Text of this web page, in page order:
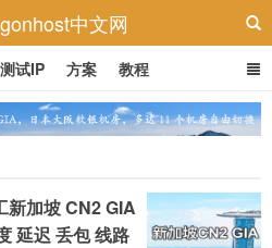
中文网
测试IP 方案 教程
新加坡 CN2 GIA
延迟 丢包 线路